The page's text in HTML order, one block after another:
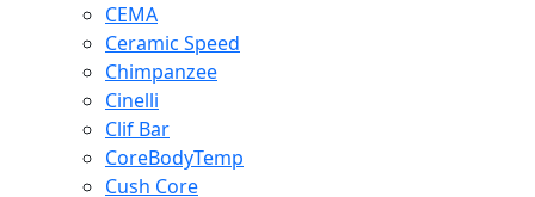
CEMA
Ceramic Speed
Chimpanzee
Cinelli
Clif Bar
CoreBodyTemp
Cush Core